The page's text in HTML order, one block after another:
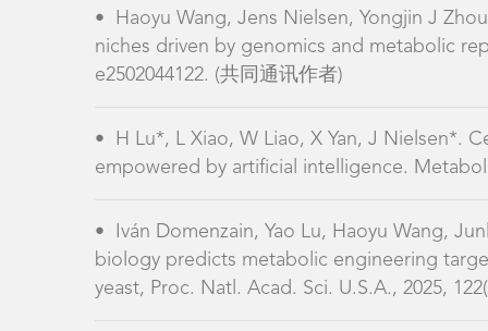
•
Haoyu Wang, Jens Nielsen, Yongjin J
niches driven by genomics and metabolic
e2502044122. (共同通讯作者)
•
H Lu*, L Xiao, W Liao, X Yan, J Nielsen*.
empowered by artificial intelligence.
•
Iván Domenzain, Yao Lu, Haoyu Wang,
biology predicts metabolic engineering
yeast, Proc. Natl. Acad. Sci. U.S.A., 2025,